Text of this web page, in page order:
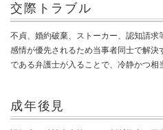
交際トラブル
不貞、婚約破棄、ストーカー、認知請求
感情が優先されるため当事者同士で解
である弁護士が入ることで、冷静かつ相
成年後見